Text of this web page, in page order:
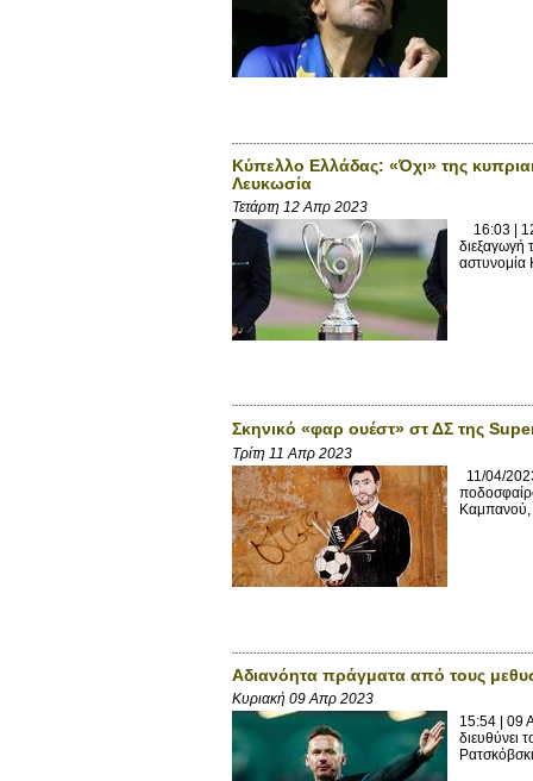
Κύπελλο Ελλάδας: «Όχι» της
Λευκωσία
Τετάρτη 12 Απρ 2023
16:03 | 12
διεξαγωγή
αστυνομία
Σκηνικό «φαρ ουέστ» στ ΔΣ της
Τρίτη 11 Απρ 2023
11/04/
Καμπανού,
Αδιανόητα πράγματα από τους
Κυριακή 09 Απρ 2023
15:54 | 09
διευθύνει